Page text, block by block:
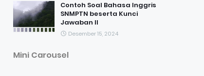
Contoh Soal Bahasa Inggris
SNMPTN beserta Kunci
Jawaban II
Desember 15, 2024
Mini Carousel